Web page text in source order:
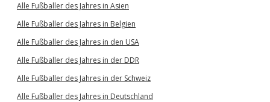
Alle Fußballer des Jahres in Asien
Alle Fußballer des Jahres in Belgien
Alle Fußballer des Jahres in den USA
Alle Fußballer des Jahres in der DDR
Alle Fußballer des Jahres in der Schweiz
Alle Fußballer des Jahres in Deutschland